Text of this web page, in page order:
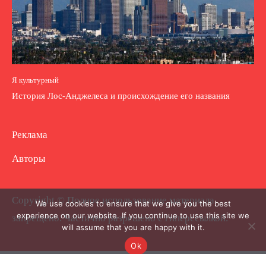
Я культурный
История Лос-Анджелеса и происхождение его названия
Реклама
Авторы
Copyright © Полное использование материала
запрещено. Частично разрешено с гиперссылкой.
We use cookies to ensure that we give you the best
experience on our website. If you continue to use this site we
will assume that you are happy with it.
Ok